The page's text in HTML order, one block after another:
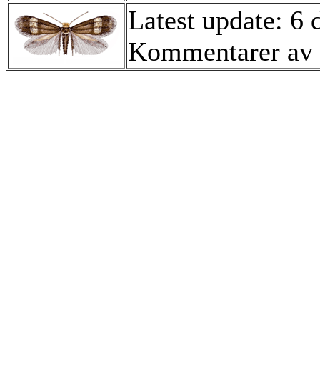
Latest update: 6
Kommentarer